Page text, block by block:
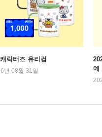
릭터즈 유리컵
년 08월 31일
예